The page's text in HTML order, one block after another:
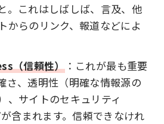
。これはしばしば、言及、他
からのリンク、報道などによ
（信頼性）：これが最も重要
さ、透明性（明確な情報源の
、サイトのセキュリティ
が含まれます。信頼できなけれ